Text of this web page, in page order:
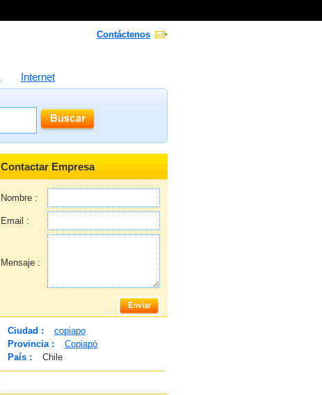
Contáctenos
Internet
Contactar Empresa
Nombre :
Email :
Mensaje :
Ciudad :
copiapo
Provincia :
Copiapó
País :
Chile